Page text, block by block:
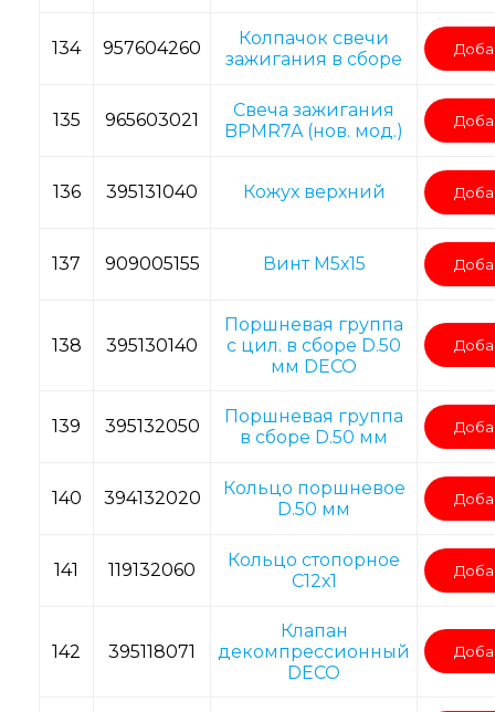
134 957604260
Колпачок свечи
зажигания в сборе
135 965603021
Свеча зажигания
BPMR7A (нов. мод.)
136 395131040 Кожух верхний
137 909005155 Винт M5х15
138 395130140
Поршневая группа
с цил. в сборе D.50
мм DECO
139 395132050
Поршневая группа
в сборе D.50 мм
140 394132020
Кольцо поршневое
D.50 мм
141 119132060
Кольцо стопорное
C12х1
142 395118071
Клапан
декомпрессионный
DECO